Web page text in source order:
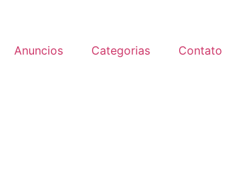
Anuncios Categorias Contato